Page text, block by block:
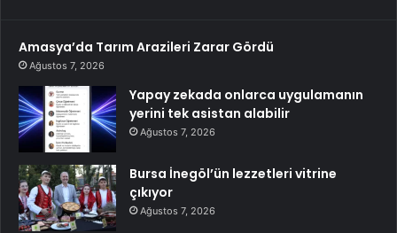
Amasya’da Tarım Arazileri Zarar Gördü
Ağustos 7, 2026
Yapay zekada onlarca uygulamanın
yerini tek asistan alabilir
Ağustos 7, 2026
Bursa İnegöl’ün lezzetleri vitrine
çıkıyor
Ağustos 7, 2026